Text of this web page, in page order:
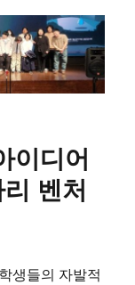
이디어
벤처
생들의 자발적